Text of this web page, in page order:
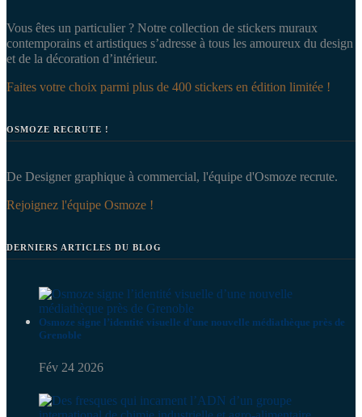
Vous êtes un particulier ? Notre collection de stickers muraux
contemporains et artistiques s’adresse à tous les amoureux du design
et de la décoration d’intérieur.
Faites votre choix parmi plus de 400 stickers en édition limitée !
OSMOZE RECRUTE !
De Designer graphique à commercial, l'équipe d'Osmoze recrute.
Rejoignez l'équipe Osmoze !
DERNIERS ARTICLES DU BLOG
Osmoze signe l’identité visuelle d’une nouvelle médiathèque près de
Grenoble
Fév 24 2026